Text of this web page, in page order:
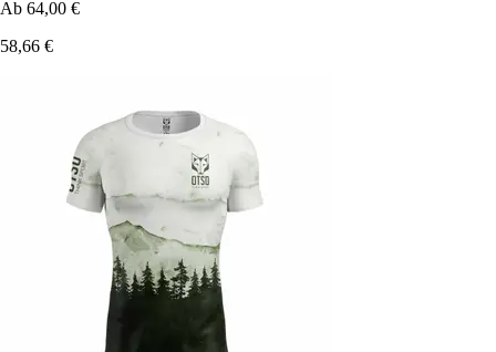
Ab 64,00 €
58,66 €